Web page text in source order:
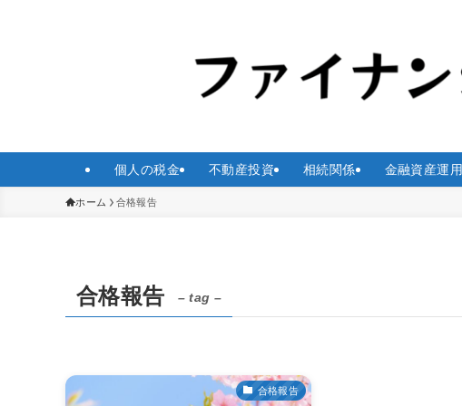
個人の税金 不動産投資 相続関係 金融資産運用
ホーム 合格報告
合格報告 – tag –
合格報告